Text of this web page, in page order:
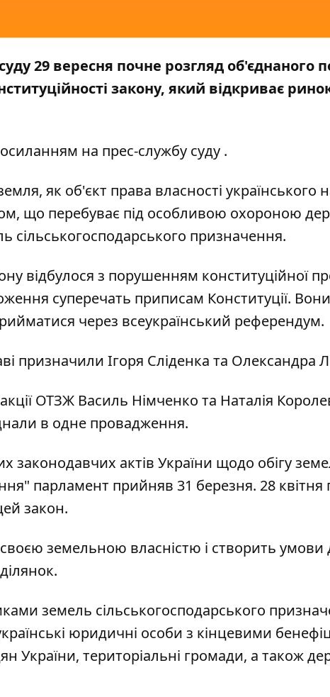
29 вересня почне розгляд об'єднаного
закону, який відкриває
на прес-службу суду .
як об'єкт права власності українського
що перебуває під особливою охороною
сільськогосподарського призначення.
відбулося з порушенням конституційної
суперечать приписам Конституції. Вони
через всеукраїнський референдум.
призначили Ігоря Сліденка та Олександра
ОТЗЖ Василь Німченко та Наталія
в одне провадження.
законодавчих актів України щодо обігу
парламент прийняв 31 березня. 28 квітня
закон.
земельною власністю і створить умови
земель сільськогосподарського
юридичні особи з кінцевими
України, територіальні громади, а також